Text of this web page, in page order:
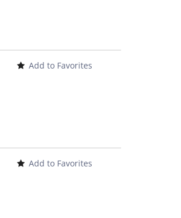
Add to Favorites
Add to Favorites